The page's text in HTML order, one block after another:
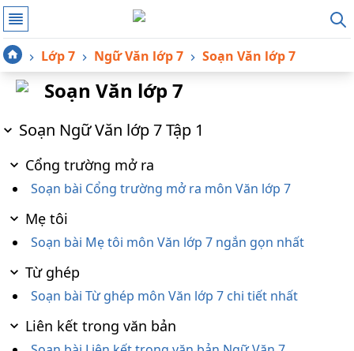
Lớp 7 Ngữ Văn lớp 7 Soạn Văn lớp 7
Soạn Văn lớp 7
Soạn Ngữ Văn lớp 7 Tập 1
Cổng trường mở ra
Soạn bài Cổng trường mở ra môn Văn lớp 7
Mẹ tôi
Soạn bài Mẹ tôi môn Văn lớp 7 ngắn gọn nhất
Từ ghép
Soạn bài Từ ghép môn Văn lớp 7 chi tiết nhất
Liên kết trong văn bản